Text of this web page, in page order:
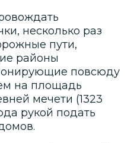
несколько раз
пути,
районы
повсюду
на площадь
мечети (1323
рукой подать